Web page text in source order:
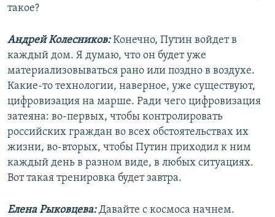
такое?
Андрей Колесников:Конечно, Путин войдет в
каждый дом. Я думаю, что он будет уже
материализовываться рано или поздно в воздухе.
Какие-то технологии, наверное, уже существуют,
цифровизация на марше. Ради чего цифровизация
затеяна: во-первых, чтобы контролировать
российских граждан во всех обстоятельствах их
жизни, во-вторых, чтобы Путин приходил к ним
каждый день в разном виде, в любых ситуациях.
Вот такая тренировка будет завтра.
Елена Рыковцева:Давайте с космоса начнем.